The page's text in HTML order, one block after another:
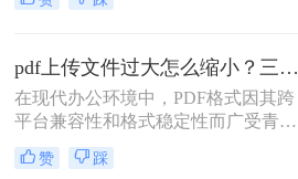
在这种情况下，大家可以使用以下方
大了怎么变小吧。
pdf上传文件过大怎么缩小？三招助你轻松缩小！
在现代办公环境中，PDF格式因其跨
平台兼容性和格式稳定性而广受青
睐。然而，高清图片、复杂布局和丰
富内容往往导致PDF文件体积庞大，
赞 踩